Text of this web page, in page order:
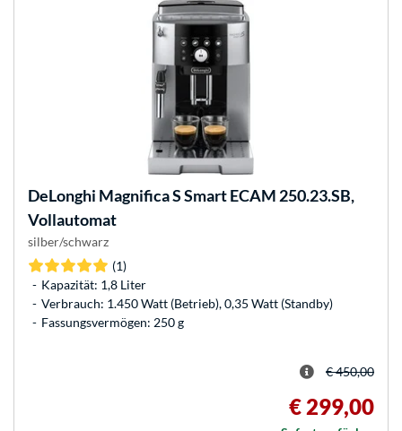
DeLonghi Magnifica S Smart ECAM 250.23.SB,
Vollautomat
silber/schwarz
(1)
Kapazität: 1,8 Liter
Verbrauch: 1.450 Watt (Betrieb), 0,35 Watt (Standby)
Fassungsvermögen: 250 g
€ 450,00
€ 299,00